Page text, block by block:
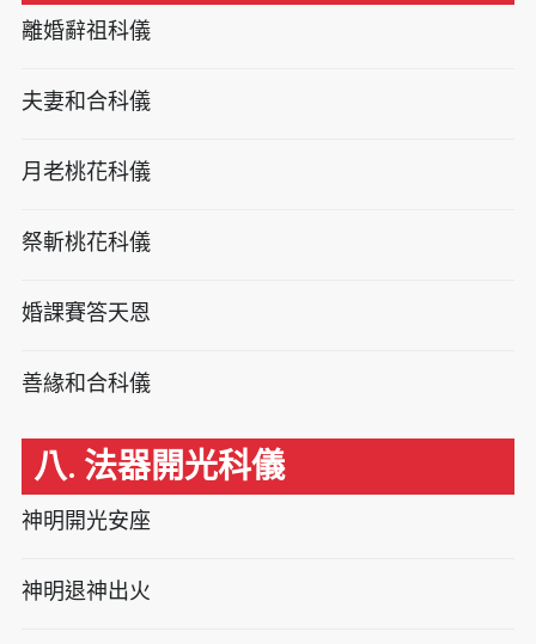
離婚辭祖科儀
夫妻和合科儀
月老桃花科儀
祭斬桃花科儀
婚課賽答天恩
善緣和合科儀
八. 法器開光科儀
神明開光安座
神明退神出火